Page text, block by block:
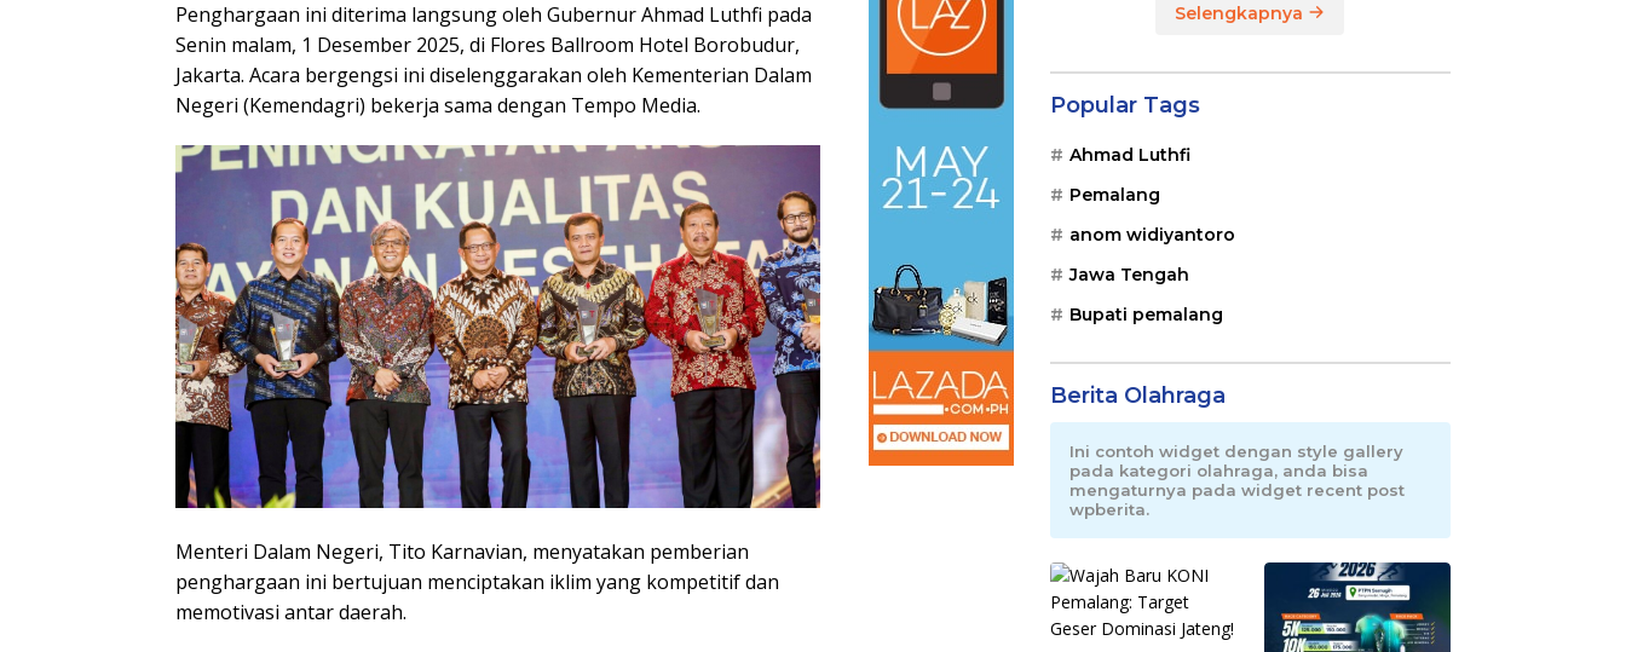
Penghargaan ini diterima langsung oleh Gubernur Ahmad Luthfi pada
Senin malam, 1 Desember 2025, di Flores Ballroom Hotel Borobudur,
Jakarta. Acara bergengsi ini diselenggarakan oleh Kementerian Dalam
Negeri (Kemendagri) bekerja sama dengan Tempo Media.
Menteri Dalam Negeri, Tito Karnavian, menyatakan pemberian
penghargaan ini bertujuan menciptakan iklim yang kompetitif dan
memotivasi antar daerah.
Selengkapnya
Popular Tags
Ahmad Luthfi
Pemalang
anom widiyantoro
Jawa Tengah
Bupati pemalang
Berita Olahraga
Ini contoh widget dengan style gallery
pada kategori olahraga, anda bisa
mengaturnya pada widget recent post
wpberita.